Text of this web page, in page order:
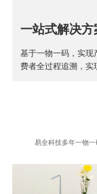
一站式解决方
基于一物一码，实现
费者全过程追溯，实
易全科技多年一物